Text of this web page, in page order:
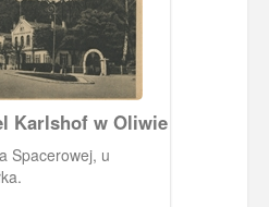
Karlshof w Oliwie
Spacerowej, u